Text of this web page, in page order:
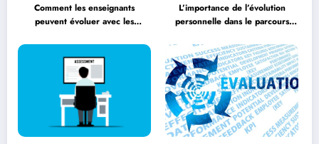
Comment les enseignants
peuvent évoluer avec les
L’importance de l’évolution
personnelle dans le parcours